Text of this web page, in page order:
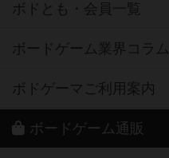
ボドとも・会員一覧
ボードゲーム業界コラム
ボドゲーマご利用案内
ボードゲーム通販